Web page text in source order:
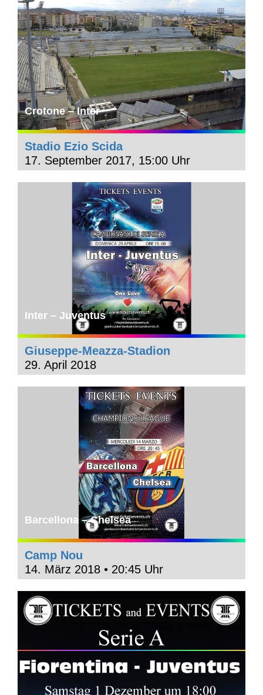
Crotone – Inter
Stadio Ezio Scida
17. September 2017, 15:00 Uhr
Inter – Juventus
Giuseppe-Meazza-Stadion
29. April 2018
Barcellona – Chelsea
Camp Nou
14. März 2018 • 20:45 Uhr